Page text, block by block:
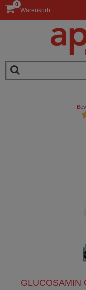
Warenkorb
0
GLUCOSAMIN